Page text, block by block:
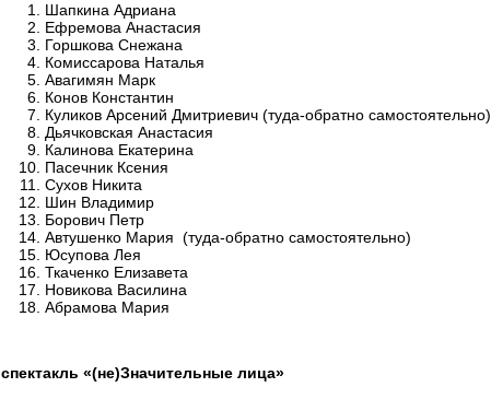
Шапкина Адриана
Ефремова Анастасия
Горшкова Снежана
Комиссарова Наталья
Авагимян Марк
Конов Константин
Куликов Арсений Дмитриевич (туда-обратно самостоятельно)
Дьячковская Анастасия
Калинова Екатерина
Пасечник Ксения
Сухов Никита
Шин Владимир
Борович Петр
Автушенко Мария (туда-обратно самостоятельно)
Юсупова Лея
Ткаченко Елизавета
Новикова Василина
Абрамова Мария
спектакль «(не)Значительные лица»